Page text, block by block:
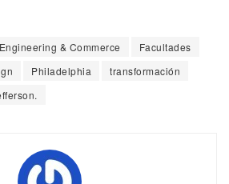
Engineering & Commerce
Facultades
Philadelphia
transformación